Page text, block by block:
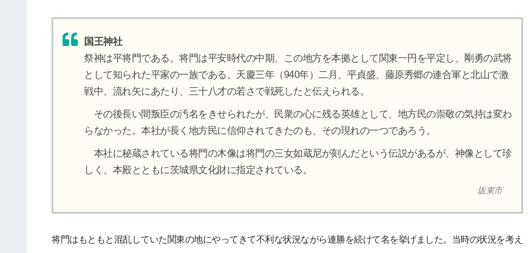
国王神社
祭神は平将門である。将門は平安時代の中期、この地方を本拠として関東一円を平定し、剛勇の武将
として知られた平家の一族である。天慶三年（940年）二月、平貞盛、藤原秀郷の連合軍と北山で激
戦中、流れ矢にあたり、三十八才の若さで戦死したと伝えられる。
その後長い間叛臣の汚名をきせられたが、民衆の心に残る英雄として、地方民の崇敬の気持は変わ
らなかった。本社が長く地方民に信仰されてきたのも、その現れの一つであろう。
本社に秘蔵されている将門の木像は将門の三女如蔵尼が刻んだという伝説があるが、神像として珍
しく、本殿とともに茨城県文化財に指定されている。
坂東市
将門はもともと混乱していた関東の地にやってきて不利な状況ながら連勝を続けて名を挙げました。当時の状況を考え